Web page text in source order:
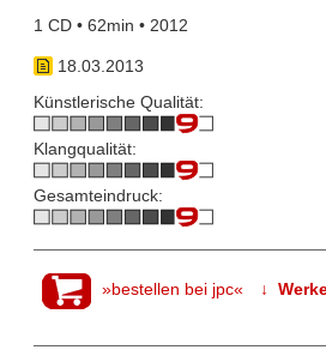
1 CD • 62min • 2012
18.03.2013
Künstlerische Qualität:
Klangqualität:
Gesamteindruck:
»bestellen bei jpc« ↓